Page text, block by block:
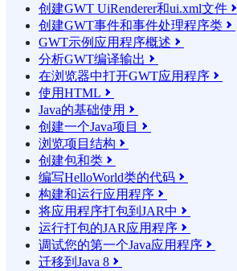
创建GWT UiRenderer和ui.xml文件 
创建GWT事件和事件处理程序类 
GWT示例应用程序概述 
分析GWT编译输出 
在浏览器中打开GWT应用程序 
使用HTML 
Java的基础使用 
创建一个Java项目 
浏览项目结构 
创建包和类 
编写HelloWorld类的代码 
构建和运行应用程序 
将应用程序打包到JAR中 
运行打包的JAR应用程序 
调试您的第一个Java应用程序 
迁移到Java 8 